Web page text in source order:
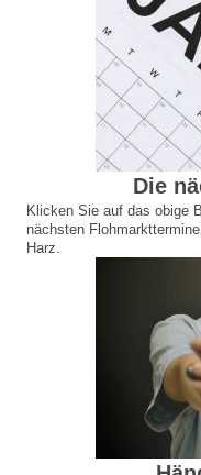
Die
Klicken Sie auf das obige
nächsten
Harz.